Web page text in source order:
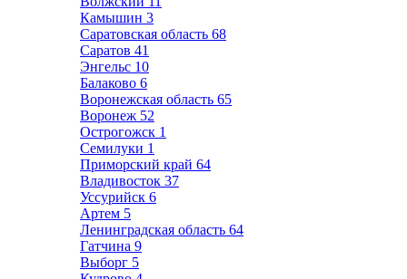
Камышин 3
Саратовская область 68
Саратов 41
Энгельс 10
Балаково 6
Воронежская область 65
Воронеж 52
Острогожск 1
Семилуки 1
Приморский край 64
Владивосток 37
Уссурийск 6
Артем 5
Ленинградская область 64
Гатчина 9
Выборг 5